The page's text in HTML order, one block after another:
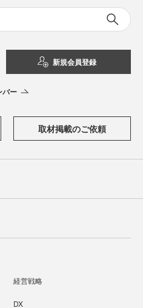
新規会員登録
バー
取材掲載のご依頼
経営戦略
DX